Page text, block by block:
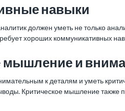
навыки
должен уметь не только
хороших коммуникативных
мышление и
к деталям и уметь
Критическое мышление